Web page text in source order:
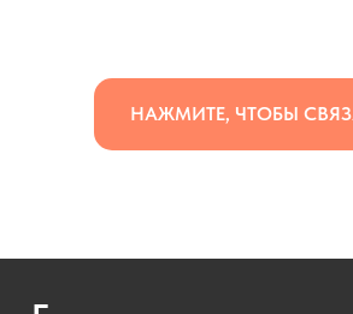
НАЖМИТЕ, ЧТОБЫ